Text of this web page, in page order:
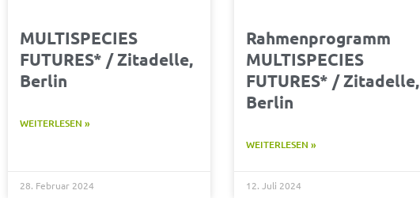
MULTISPECIES
FUTURES* / Zitadelle,
Berlin
WEITERLESEN »
28. Februar 2024
Rahmenprogramm
MULTISPECIES
FUTURES* / Zitadelle,
Berlin
WEITERLESEN »
12. Juli 2024